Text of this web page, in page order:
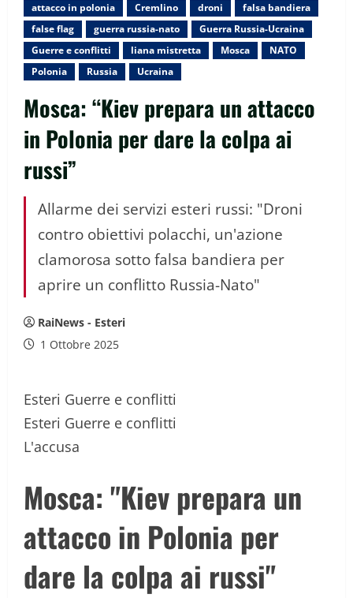
attacco in polonia Cremlino droni
falsa bandiera
false flag
guerra russia-nato
Guerra Russia-Ucraina
Guerre e conflitti
liana mistretta Mosca
NATO
Polonia
Russia Ucraina
Mosca: “Kiev prepara un attacco
in Polonia per dare la colpa ai
russi”
Allarme dei servizi esteri russi: "Droni
contro obiettivi polacchi, un'azione
clamorosa sotto falsa bandiera per
aprire un conflitto Russia-Nato"
RaiNews - Esteri
1 Ottobre 2025
Esteri Guerre e conflitti
Esteri Guerre e conflitti
L'accusa
Mosca: "Kiev prepara un
attacco in Polonia per
dare la colpa ai russi"